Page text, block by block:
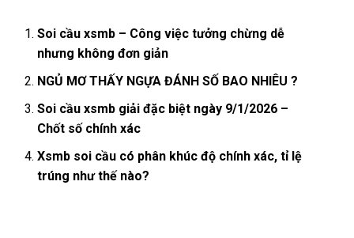
Soi cầu xsmb – Công việc tưởng chừng dễ
nhưng không đơn giản
NGỦ MƠ THẤY NGỰA ĐÁNH SỐ BAO NHIÊU ?
Soi cầu xsmb giải đặc biệt ngày 9/1/2026 –
Chốt số chính xác
Xsmb soi cầu có phân khúc độ chính xác, tỉ lệ
trúng như thế nào?